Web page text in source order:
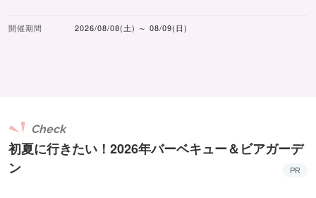
開催期間 2026/08/08(土) ～ 08/09(日)
初夏に行きたい！2026年バーベキュー＆ビアガーデ
ン
Check
PR